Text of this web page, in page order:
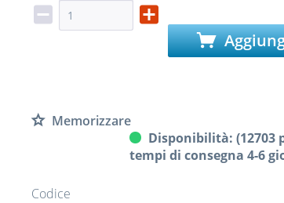
Memorizzare
Disponibilità: (12703
tempi di consegna 4-6
Codice